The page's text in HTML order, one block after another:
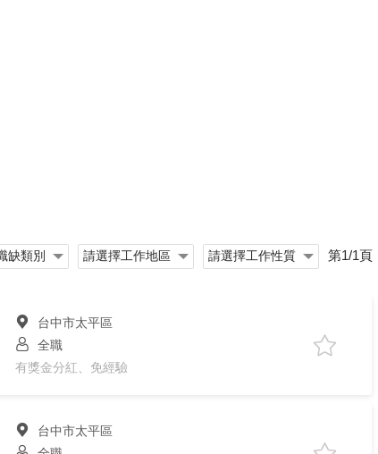
第1/1頁
台中市太平區
全職
有獎金分紅、免經驗
台中市太平區